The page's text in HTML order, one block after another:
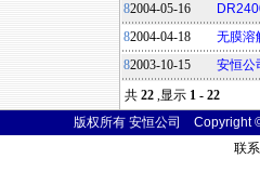
82004-05-16
82004-04-18
无膜溶
82003-10-15
安恒公
共 22 ,显示 1 - 22
版权所有 安恒公司 Copyright
联